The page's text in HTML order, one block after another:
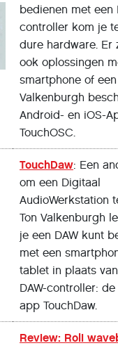
bedienen met een
controller kom je
dure hardware. Er
ook oplossingen
smartphone of
Valkenburgh
Android- en iOS-
TouchOSC.
TouchDaw: Een
om een Digitaal
AudioWerkstation
Ton Valkenburgh
je een DAW kunt
met een
tablet in plaats
DAW-controller:
app TouchDaw.
Review: Roli